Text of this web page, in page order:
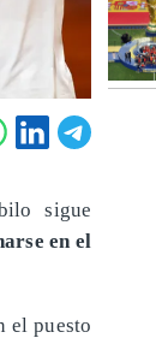
sigue
en el
el puesto